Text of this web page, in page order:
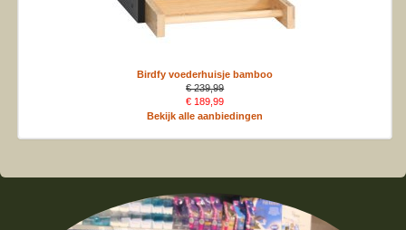
Birdfy voederhuisje bamboo
€ 239,99
€ 189,99
Bekijk alle aanbiedingen